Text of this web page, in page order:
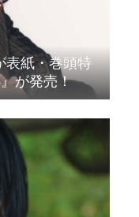
表紙・巻頭特
が発売！